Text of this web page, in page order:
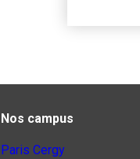
Nos campus
Paris Cergy